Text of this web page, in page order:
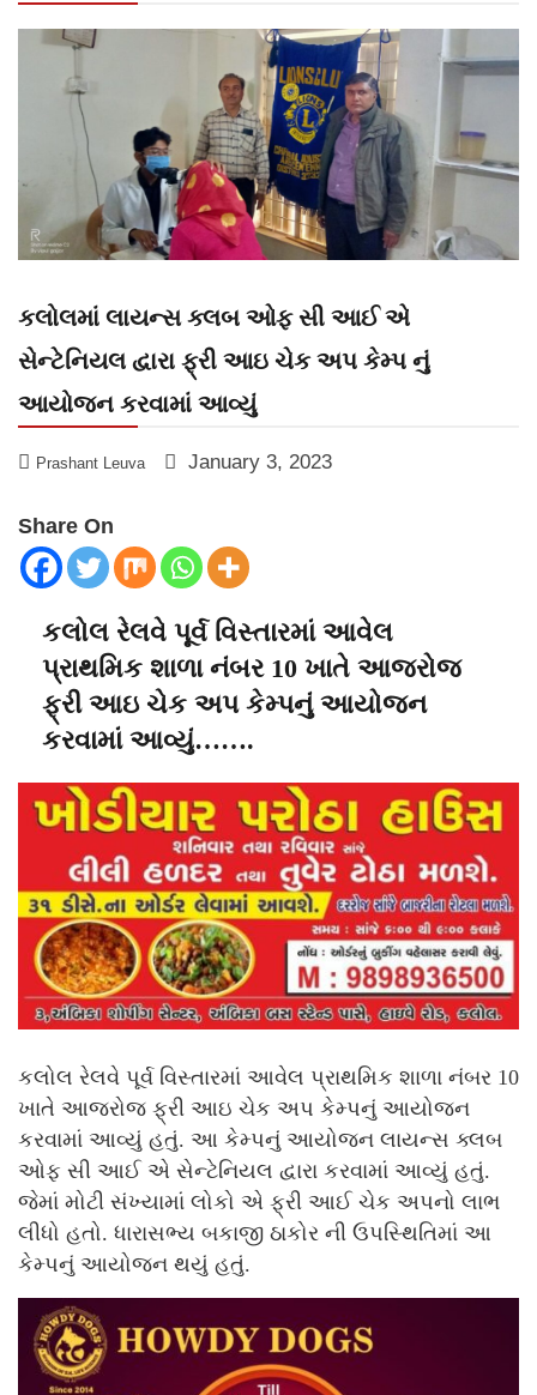
કલોલમાં લાયન્સ ક્લબ ઓફ સી આઈ એ
સેન્ટેનિયલ દ્વારા ફ્રી આઇ ચેક અપ કેમ્પ નું
આયોજન કરવામાં આવ્યું
Prashant Leuva January 3, 2023
Share On
કલોલ રેલવે પૂર્વ વિસ્તારમાં આવેલ
પ્રાથમિક શાળા નંબર 10 ખાતે આજરોજ
ફ્રી આઇ ચેક અપ કેમ્પનું આયોજન
કરવામાં આવ્યું…….
કલોલ રેલવે પૂર્વ વિસ્તારમાં આવેલ પ્રાથમિક શાળા નંબર 10
ખાતે આજરોજ ફ્રી આઇ ચેક અપ કેમ્પનું આયોજન
કરવામાં આવ્યું હતું. આ કેમ્પનું આયોજન લાયન્સ ક્લબ
ઓફ સી આઈ એ સેન્ટેનિયલ દ્વારા કરવામાં આવ્યું હતું.
જેમાં મોટી સંખ્યામાં લોકો એ ફ્રી આઈ ચેક અપનો લાભ
લીધો હતો. ધારાસભ્ય બકાજી ઠાકોર ની ઉપસ્થિતિમાં આ
કેમ્પનું આયોજન થયું હતું.